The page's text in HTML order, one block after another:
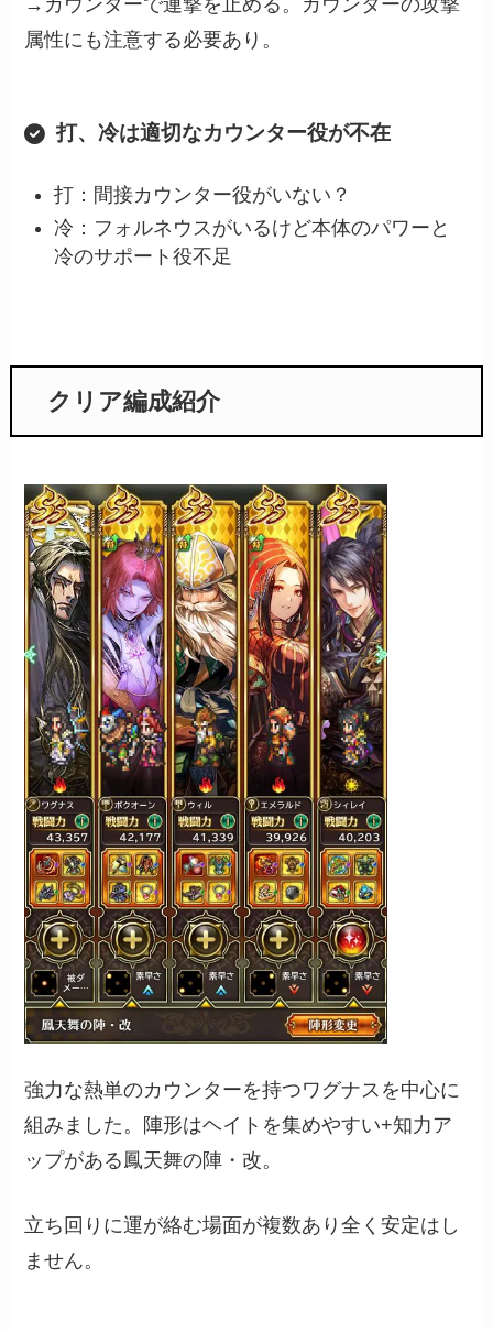
属性にも注意する必要あり。
打、冷は適切なカウンター役が不在
打：間接カウンター役がいない？
冷：フォルネウスがいるけど本体のパワーと
冷のサポート役不足
クリア編成紹介
強力な熱単のカウンターを持つワグナスを中心に
組みました。陣形はヘイトを集めやすい+知力ア
ップがある鳳天舞の陣・改。
立ち回りに運が絡む場面が複数あり全く安定はし
ません。